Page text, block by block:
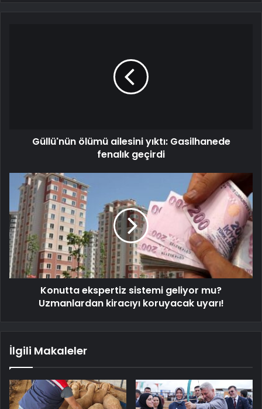
Güllü'nün ölümü ailesini yıktı: Gasilhanede
fenalık geçirdi
Konutta ekspertiz sistemi geliyor mu?
Uzmanlardan kiracıyı koruyacak uyarı!
İlgili Makaleler